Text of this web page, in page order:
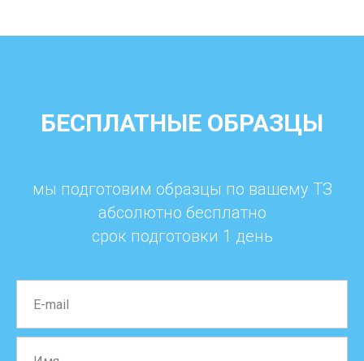
БЕСПЛАТНЫЕ ОБРАЗЦЫ
мы подготовим образцы по вашему ТЗ
абсолютно бесплатно
срок подготовки 1 день